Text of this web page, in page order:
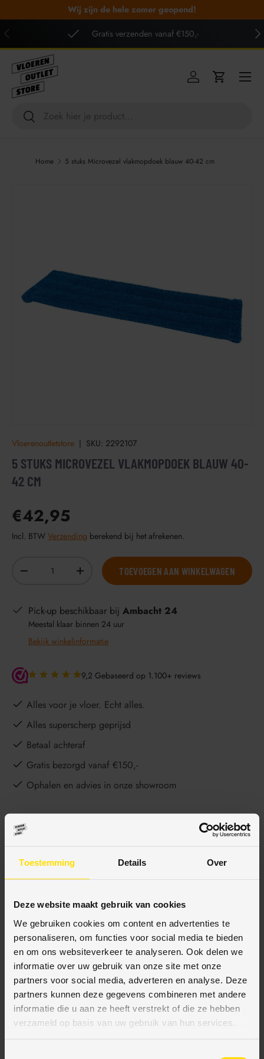
Toestemming Details Over
Deze website maakt gebruik van cookies
We gebruiken cookies om content en advertenties te
personaliseren, om functies voor social media te bieden
en om ons websiteverkeer te analyseren. Ook delen we
informatie over uw gebruik van onze site met onze
partners voor social media, adverteren en analyse. Deze
partners kunnen deze gegevens combineren met andere
informatie die u aan ze heeft verstrekt of die ze hebben
verzameld op basis van uw gebruik van hun services.
GA NAAR INHOUD
Wij zijn de hele zomer geopend!
VORIGE
Gratis verzenden vanaf €150,-
Zoeken
Zoeken
Inloggen
Menu
Home 5 stuks Microvezel vlakmopdoek blauw 40-42 cm
Vloerenoutletstore | SKU: 2292107
5 STUKS MICROVEZEL VLAKMOPDOEK BLAUW 40-
42 CM
€42,95
Incl. BTW Verzending berekend bij het afrekenen.
-
+ TOEVOEGEN AAN WINKELWAGEN
Pick-up beschikbaar bij Ambacht 24
Meestal klaar binnen 24 uur
Bekijk winkelinformatie
9,2 Gebaseerd op 1.100+ reviews
Alles voor je vloer. Echt alles.
Alles superscherp geprijsd
Betaal achteraf
Gratis bezorgd vanaf €150,-
Ophalen en advies in onze showroom
BESCHRIJVING
BETAALMETHODES
JE KUNT BIJ ONS BETALEN MET: